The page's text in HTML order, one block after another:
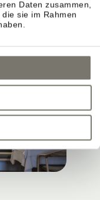
Daten zusammen,
sie im Rahmen